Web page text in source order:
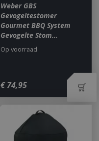
Weber GBS
Gevogeltestomer
Gourmet BBQ System
Gevogelte Stom…
€ 74,95
Op voorraad